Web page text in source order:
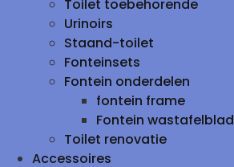
Toilet toebehorende
Urinoirs
Staand-toilet
Fonteinsets
Fontein onderdelen
fontein frame
Fontein wastafelblad
Toilet renovatie
Accessoires